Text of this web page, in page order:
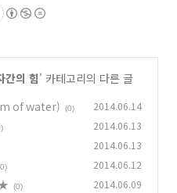
간의 힘' 카테고리의 다른 글
of water)
(0) 2014.06.14
2014.06.13
2014.06.13
2014.06.12
(0) 2014.06.09